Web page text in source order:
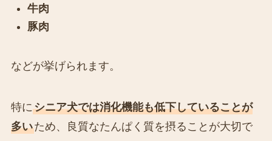
牛肉
豚肉
などが挙げられます。
特にシニア犬では消化機能も低下していることが
多いため、良質なたんぱく質を摂ることが大切で